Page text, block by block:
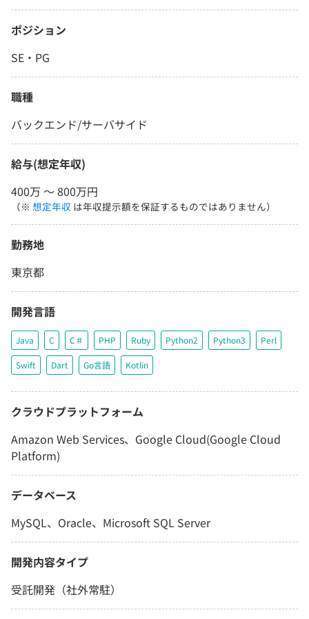
ポジション
SE・PG
職種
バックエンド/サーバサイド
給与(想定年収)
400万 〜 800万円
（※ 想定年収 は年収提示額を保証するものではありません）
勤務地
東京都
開発言語
Java C C＃ PHP Ruby Python2 Python3 Perl
Swift Dart Go言語 Kotlin
クラウドプラットフォーム
Amazon Web Services、Google Cloud(Google Cloud
Platform)
データベース
MySQL、Oracle、Microsoft SQL Server
開発内容タイプ
受託開発（社外常駐）